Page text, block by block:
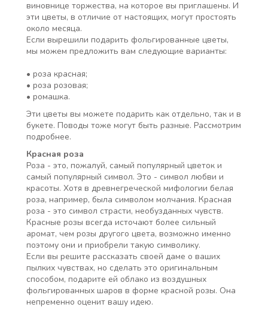
виновнице торжества, на которое вы приглашены. И
эти цветы, в отличие от настоящих, могут простоять
около месяца.
Если вырешили подарить фольгированные цветы,
мы можем предложить вам следующие варианты:
• роза красная;
• роза розовая;
• ромашка.
Эти цветы вы можете подарить как отдельно, так и в
букете. Поводы тоже могут быть разные. Рассмотрим
подробнее.
Красная роза
Роза - это, пожалуй, самый популярный цветок и
самый популярный символ. Это - символ любви и
красоты. Хотя в древнегреческой мифологии белая
роза, например, была символом молчания. Красная
роза - это символ страсти, необузданных чувств.
Красные розы всегда источают более сильный
аромат, чем розы другого цвета, возможно именно
поэтому они и приобрели такую символику.
Если вы решите рассказать своей даме о ваших
пылких чувствах, но сделать это оригинальным
способом, подарите ей облако из воздушных
фольгированных шаров в форме красной розы. Она
непременно оценит вашу идею.